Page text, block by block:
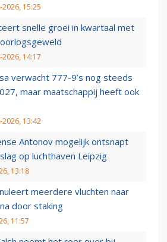
2026, 15:25
snelle groei in kwartaal met
2026, 14:17
verwacht 777-9’s nog steeds
maar maatschappij heeft ook
2026, 13:42
Antonov mogelijk ontsnapt
op luchthaven Leipzig
13:18
meerdere vluchten naar
door staking
11:57